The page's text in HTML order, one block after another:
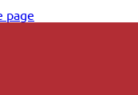
page